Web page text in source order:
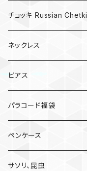
AirTagキーリング
チョッキ Russian Chetki
ネックレス
ピアス
パラコード福袋
ペンケース
サソリ、昆虫